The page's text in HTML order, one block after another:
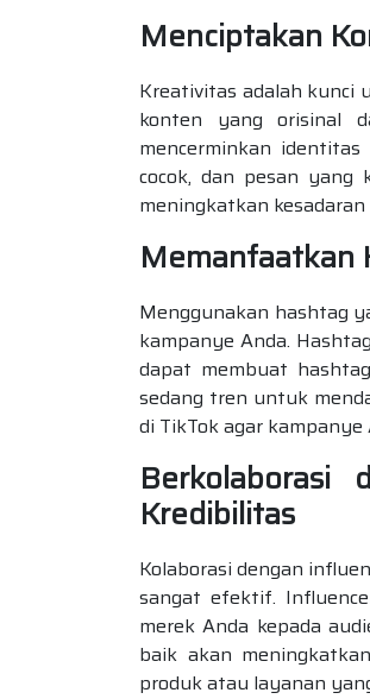
Menciptakan
Kreativitas adalah kunci
konten yang orisinal
mencerminkan
cocok, dan pesan
meningkatkan kesadaran
Memanfaatkan
Menggunakan hashtag
kampanye Anda.
dapat membuat
sedang tren untuk
di TikTok agar
Berkolaborasi
Kredibilitas
Kolaborasi dengan
sangat efektif.
merek Anda kepada
baik akan
produk atau layanan